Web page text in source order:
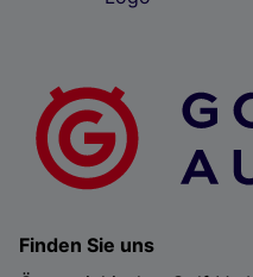
Finden Sie uns